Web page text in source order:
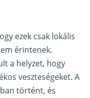
ezek csak lokális
érintenek.
a helyzet, hogy
veszteségeket. A
történt, és